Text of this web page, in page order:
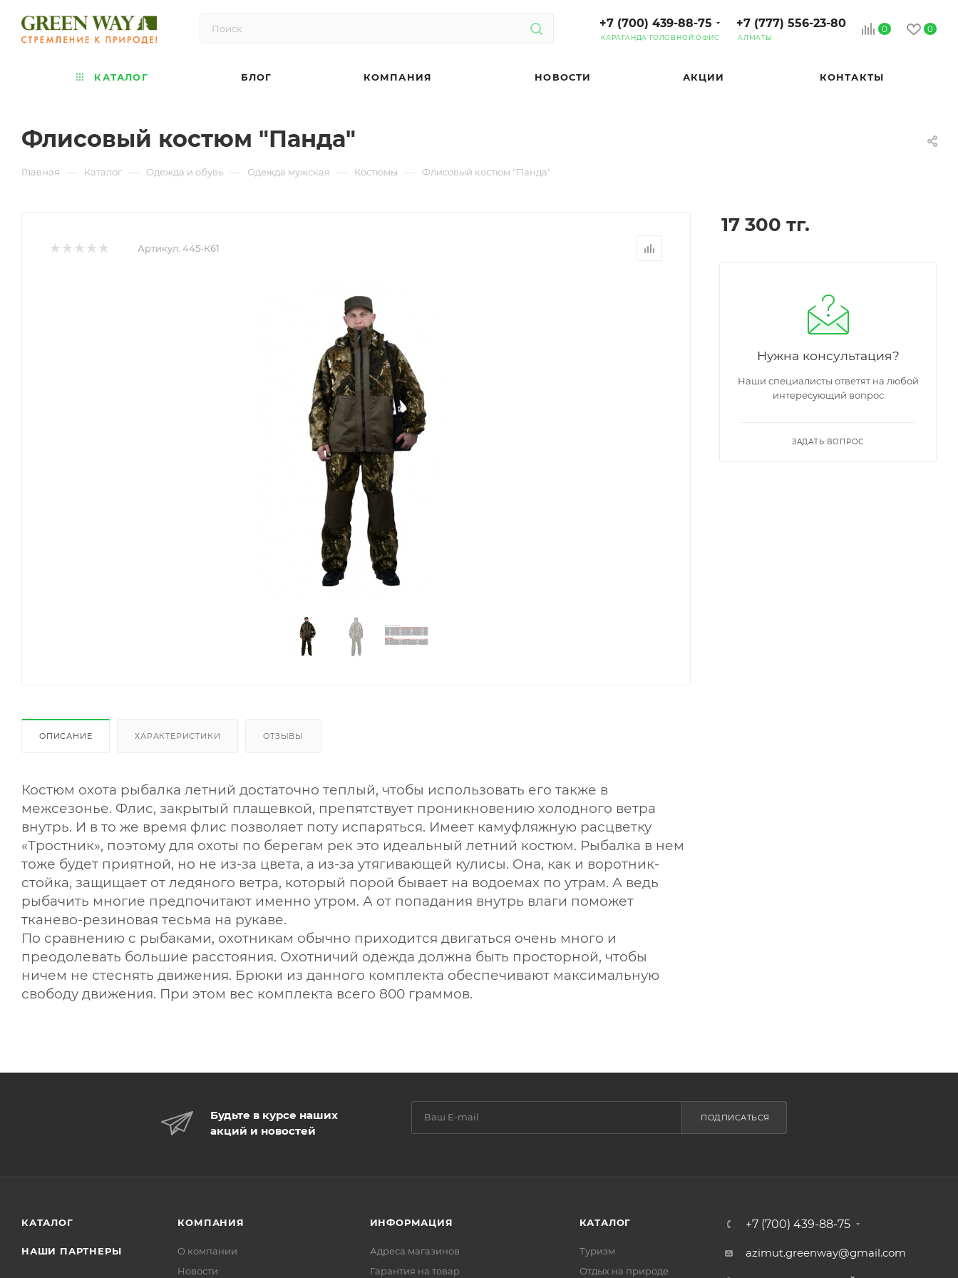
0 0
+7 (777) 556-23-80
АЛМАТЫ
+7 (700) 439-88-75
КАРАГАНДА ГОЛОВНОЙ ОФИС
КАТАЛОГ БЛОГ КОМПАНИЯ НОВОСТИ АКЦИИ КОНТАКТЫ
Флисовый костюм "Панда"
Главная — Каталог — Одежда и обувь — Одежда мужская — Костюмы — Флисовый костюм "Панда"
Артикул: 445-К61
ОПИСАНИЕ ХАРАКТЕРИСТИКИ ОТЗЫВЫ
Костюм охота рыбалка летний достаточно теплый, чтобы использовать его также в
межсезонье. Флис, закрытый плащевкой, препятствует проникновению холодного ветра
внутрь. И в то же время флис позволяет поту испаряться. Имеет камуфляжную расцветку
«Тростник», поэтому для охоты по берегам рек это идеальный летний костюм. Рыбалка в нем
тоже будет приятной, но не из-за цвета, а из-за утягивающей кулисы. Она, как и воротник-
стойка, защищает от ледяного ветра, который порой бывает на водоемах по утрам. А ведь
рыбачить многие предпочитают именно утром. А от попадания внутрь влаги поможет
тканево-резиновая тесьма на рукаве.
По сравнению с рыбаками, охотникам обычно приходится двигаться очень много и
преодолевать большие расстояния. Охотничий одежда должна быть просторной, чтобы
ничем не стеснять движения. Брюки из данного комплекта обеспечивают максимальную
свободу движения. При этом вес комплекта всего 800 граммов.
17 300 тг.
Нужна консультация?
Наши специалисты ответят на любой
интересующий вопрос
ЗАДАТЬ ВОПРОС
Будьте в курсе наших
акций и новостей
ПОДПИСАТЬСЯ
КАТАЛОГ
НАШИ ПАРТНЕРЫ
КОМПАНИЯ
О компании
Новости
ИНФОРМАЦИЯ
Адреса магазинов
Гарантия на товар
КАТАЛОГ
Туризм
Отдых на природе
+7 (700) 439-88-75
azimut.greenway@gmail.com